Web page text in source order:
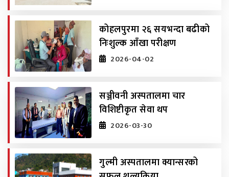
कोहलपुरमा २६ सयभन्दा बढीको
निःशुल्क आँखा परीक्षण
2026-04-02
सञ्जीवनी अस्पतालमा चार
विशिष्टीकृत सेवा थप
2026-03-30
गुल्मी अस्पतालमा क्यान्सरको